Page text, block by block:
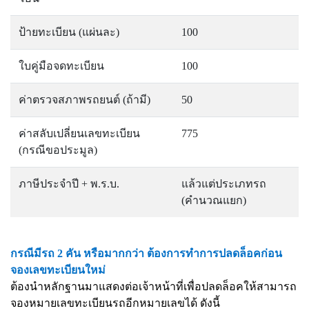
ป้ายทะเบียน (แผ่นละ) 100
ใบคู่มือจดทะเบียน 100
ค่าตรวจสภาพรถยนต์ (ถ้ามี) 50
ค่าสลับเปลี่ยนเลขทะเบียน
(กรณีขอประมูล)
775
ภาษีประจำปี + พ.ร.บ.
แล้วแต่ประเภทรถ
(คำนวณแยก)
กรณีมีรถ 2 คัน หรือมากกว่า ต้องการทำการปลดล็อคก่อน
จองเลขทะเบียนใหม่
ต้องนำหลักฐานมาแสดงต่อเจ้าหน้าที่เพื่อปลดล็อคให้สามารถ
จองหมายเลขทะเบียนรถอีกหมายเลขได้ ดังนี้